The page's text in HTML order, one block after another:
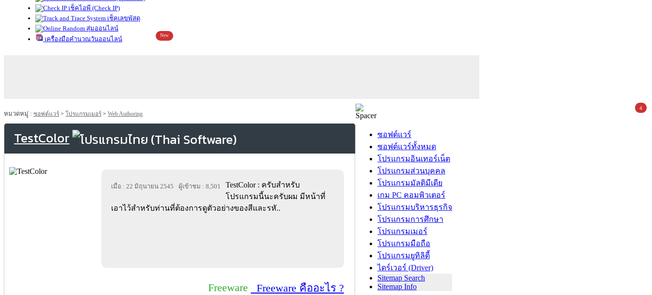
เช็คไอพี (Check IP)
เช็คเลขพัสดุ
สุ่มออนไลน์
เครื่องมือคำนวณวันออนไลน์
New
หมวดหมู่ : ซอฟต์แวร์ > โปรแกรมเมอร์ > Web Authoring
TestColor
เมื่อ : 22 มิถุนายน 2545 ผู้เข้าชม : 8,501
TestColor : ครับสำหรับ
โปรแกรมนี้นะครับผม มีหน้าที่
เอาไว้สำหรับท่านที่ต้องการดูตัวอย่างของสีและรหั..
Freeware Freeware คืออะไร ?
ซอฟต์แวร์
ซอฟต์แวร์ทั้งหมด
โปรแกรมอินเทอร์เน็ต
โปรแกรมส่วนบุคคล
โปรแกรมมัลติมีเดีย
เกม PC คอมพิวเตอร์
โปรแกรมบริหารธุรกิจ
โปรแกรมการศึกษา
โปรแกรมเมอร์
โปรแกรมมือถือ
โปรแกรมยูทิลิตี้
ไดร์เวอร์ (Driver)
Sitemap Search
Sitemap Info
4